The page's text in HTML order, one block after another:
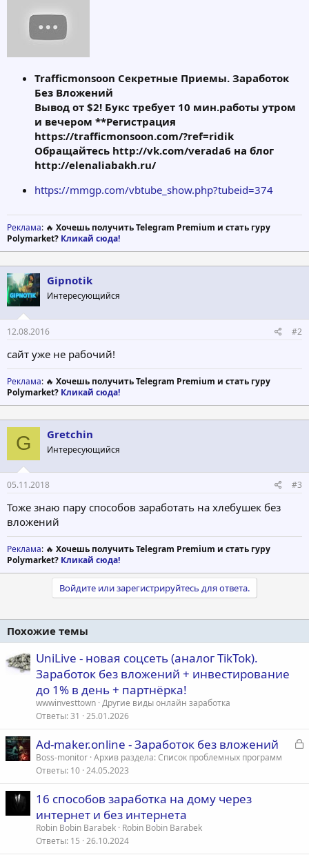
Trafficmonsoon Секретные Приемы. Заработок
Без Вложений
Вывод от $2! Букс требует 10 мин.работы утром
и вечером **Регистрация
https://trafficmonsoon.com/?ref=ridik
Обращайтесь http://vk.com/verada6 на блог
http://elenaliabakh.ru/
https://mmgp.com/vbtube_show.php?tubeid=374
Реклама: 🔥 Хочешь получить Telegram Premium и стать гуру
Polymarket? Кликай сюда!
Gipnotik
Интересующийся
12.08.2016 #2
сайт уже не рабочий!
Реклама: 🔥 Хочешь получить Telegram Premium и стать гуру
Polymarket? Кликай сюда!
G Gretchin
Интересующийся
05.11.2018 #3
Тоже знаю пару способов заработать на хлебушек без
вложений
Реклама: 🔥 Хочешь получить Telegram Premium и стать гуру
Polymarket? Кликай сюда!
Войдите или зарегистрируйтесь для ответа.
Похожие темы
UniLive - новая соцсеть (аналог TikTok).
Заработок без вложений + инвестирование
до 1% в день + партнёрка!
wwwinvesttown Другие виды онлайн заработка
Ответы 31 25.01.2026
З
Ad-maker.online - Заработок без вложений
Boss-monitor Архив раздела: Список проблемных программ
Ответы 10 24.05.2023
16 способов заработка на дому через
интернет и без интернета
Robin Bobin Barabek Robin Bobin Barabek
Ответы 15 26.10.2024